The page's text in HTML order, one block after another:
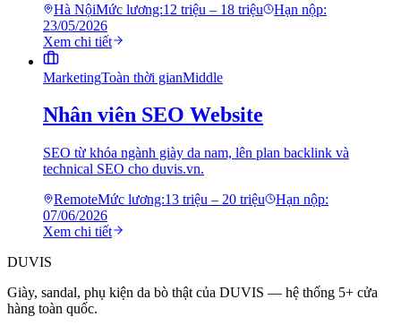
Hà NộiMức lương:12 triệu – 18 triệu
Hạn nộp:
23/05/2026
Xem chi tiết
MarketingToàn thời gianMiddle
Nhân viên SEO Website
SEO từ khóa ngành giày da nam, lên plan backlink và
technical SEO cho duvis.vn.
RemoteMức lương:13 triệu – 20 triệu
Hạn nộp:
07/06/2026
Xem chi tiết
DUVIS
Giày, sandal, phụ kiện da bò thật của DUVIS — hệ thống 5+ cửa
hàng toàn quốc.